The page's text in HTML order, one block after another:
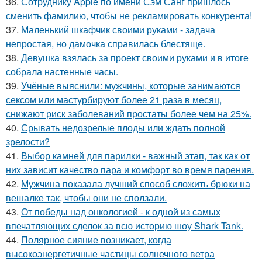
сменить фамилию, чтобы не рекламировать конкурента!
37. Маленький шкафчик своими руками - задача
непростая, но дамочка справилась блестяще.
38. Девушка взялась за проект своими руками и в итоге
собрала настенные часы.
39. Учёные выяснили: мужчины, которые занимаются
сексом или мастурбируют более 21 раза в месяц,
снижают риск заболеваний простаты более чем на 25%.
40. Срывать недозрелые плоды или ждать полной
зрелости?
41. Выбор камней для парилки - важный этап, так как от
них зависит качество пара и комфорт во время парения.
42. Мужчина показала лучший способ сложить брюки на
вешалке так, чтобы они не сползали.
43. От победы над онкологией - к одной из самых
впечатляющих сделок за всю историю шоу Shark Tank.
44. Полярное сияние возникает, когда
высокоэнергетичные частицы солнечного ветра